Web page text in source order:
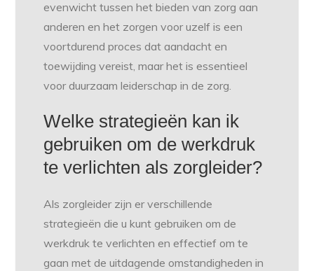
evenwicht tussen het bieden van zorg aan
anderen en het zorgen voor uzelf is een
voortdurend proces dat aandacht en
toewijding vereist, maar het is essentieel
voor duurzaam leiderschap in de zorg.
Welke strategieën kan ik
gebruiken om de werkdruk
te verlichten als zorgleider?
Als zorgleider zijn er verschillende
strategieën die u kunt gebruiken om de
werkdruk te verlichten en effectief om te
gaan met de uitdagende omstandigheden in